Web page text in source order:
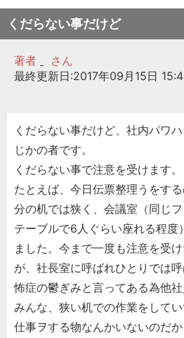
くだらない事だけど
著者
さん
最終更新日:2017年09月15日
くだらない事だけど、社内パワ
じかの者です。
くだらない事で注意を受けます。
たとえば、今日伝票整理うをす
分の机では狭く、会議室（同じ
テーブルで6人ぐらい座れる程度
ました。今まで一度も注意を受
が、社長室に呼ばれひとりでは
怖症の鬱ぎみと言ってある為他社
みんな、狭い机での作業をして
仕事ヲする物なんかいないのだ